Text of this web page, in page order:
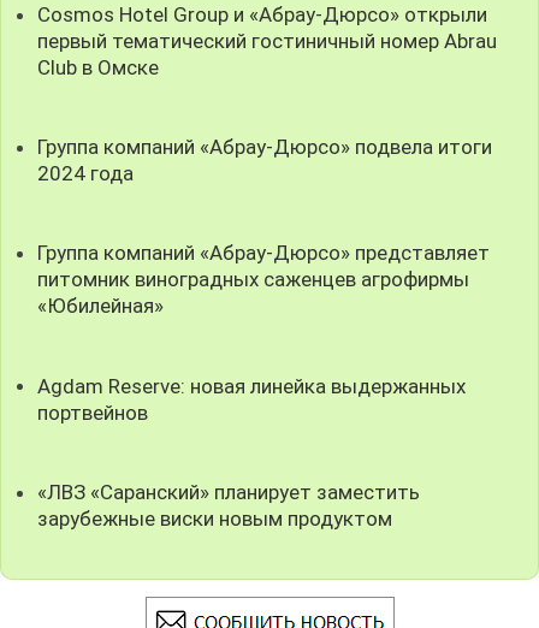
Cosmos Hotel Group и «Абрау-Дюрсо» открыли
первый тематический гостиничный номер Abrau
Club в Омске
Группа компаний «Абрау-Дюрсо» подвела итоги
2024 года
Группа компаний «Абрау-Дюрсо» представляет
питомник виноградных саженцев агрофирмы
«Юбилейная»
Agdam Reserve: новая линейка выдержанных
портвейнов
«ЛВЗ «Саранский» планирует заместить
зарубежные виски новым продуктом